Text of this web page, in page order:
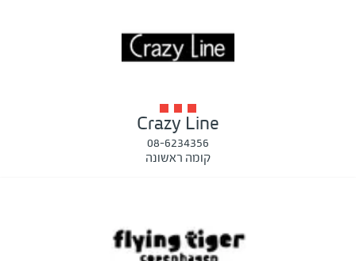
Crazy Line
08-6234356
קומה ראשונה